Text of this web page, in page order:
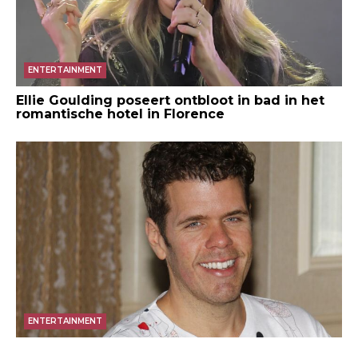
ENTERTAINMENT
Ellie Goulding poseert ontbloot in bad in het
romantische hotel in Florence
ENTERTAINMENT